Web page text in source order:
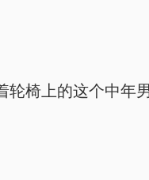
椅上的这个中年